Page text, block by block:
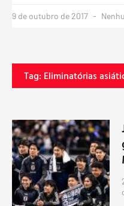
9 de outubro de 2017
Tag: Eliminatórias